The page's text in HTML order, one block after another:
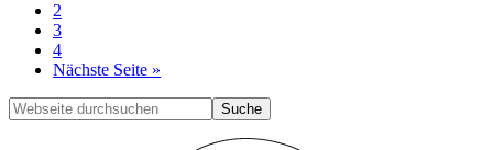
Seite
2
Seite
3
Seite
4
Nächste Seite aufrufen
»
Seitenspalte
Webseite
durchsuchen